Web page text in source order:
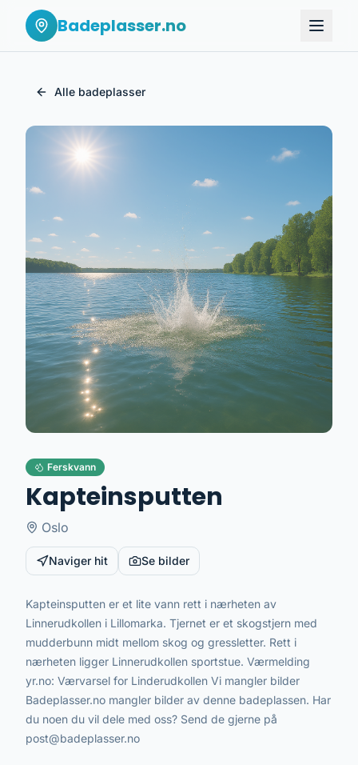
Badeplasser.no
Alle badeplasser
Ferskvann
Kapteinsputten
Oslo
Naviger hit Se bilder
Kapteinsputten er et lite vann rett i nærheten av
Linnerudkollen i Lillomarka. Tjernet er et skogstjern med
mudderbunn midt mellom skog og gressletter. Rett i
nærheten ligger Linnerudkollen sportstue. Værmelding
yr.no: Værvarsel for Linderudkollen Vi mangler bilder
Badeplasser.no mangler bilder av denne badeplassen. Har
du noen du vil dele med oss? Send de gjerne på
post@badeplasser.no